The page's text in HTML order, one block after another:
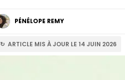
PÉNÉLOPE REMY
↻ ARTICLE MIS À JOUR LE 14 JUIN 2026